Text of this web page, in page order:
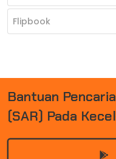
Flipbook
BANTUAN PENCARIA
(SAR) PADA KECEL